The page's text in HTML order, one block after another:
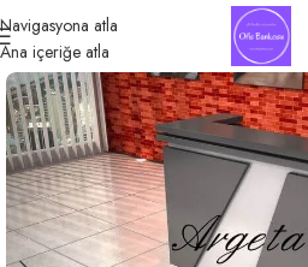
Navigasyona atla
Ana içeriğe atla